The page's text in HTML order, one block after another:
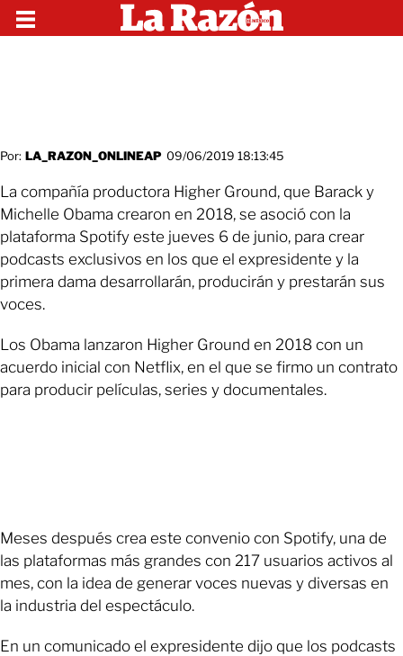
Por: LA_RAZON_ONLINEAP 09/06/2019 18:13:45
La compañía productora Higher Ground, que Barack y
Michelle Obama crearon en 2018, se asoció con la
plataforma Spotify este jueves 6 de junio, para crear
podcasts exclusivos en los que el expresidente y la
primera dama desarrollarán, producirán y prestarán sus
voces.
Los Obama lanzaron Higher Ground en 2018 con un
acuerdo inicial con Netflix, en el que se firmo un contrato
para producir películas, series y documentales.
Meses después crea este convenio con Spotify, una de
las plataformas más grandes con 217 usuarios activos al
mes, con la idea de generar voces nuevas y diversas en
la industria del espectáculo.
En un comunicado el expresidente dijo que los podcasts